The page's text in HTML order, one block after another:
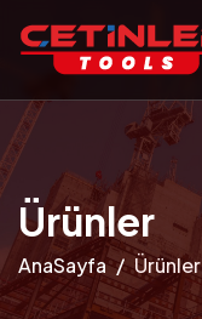
Ürünler
AnaSayfa Ürünler